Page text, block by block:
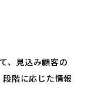
、見込み顧客の
階に応じた情報